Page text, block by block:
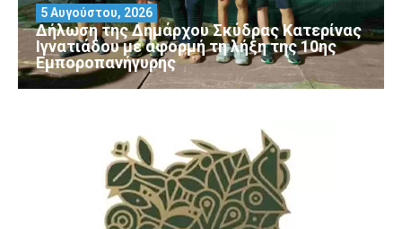
Δήλωση της Δημάρχου Σκύδρας Κατερίνας
Ιγνατιάδου με αφορμή τη λήξη της 10ης
Εμποροπανήγυρης
5 Αυγούστου, 2026